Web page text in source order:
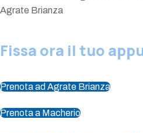
Agrate Brianza
Fissa ora il tuo
Prenota ad Agrate Brianza
Prenota a Macherio